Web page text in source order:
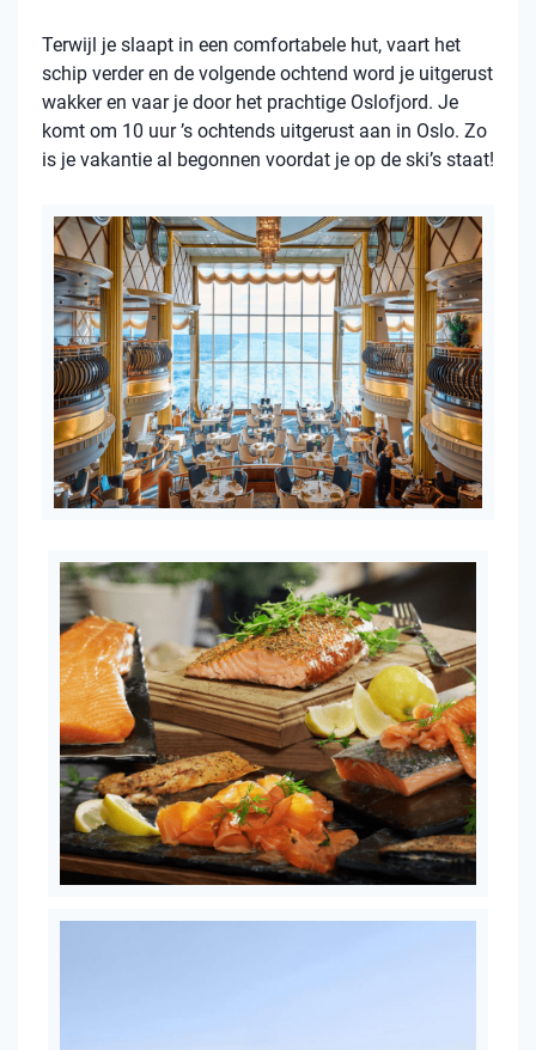
Terwijl je slaapt in een comfortabele hut, vaart het
schip verder en de volgende ochtend word je uitgerust
wakker en vaar je door het prachtige Oslofjord. Je
komt om 10 uur ’s ochtends uitgerust aan in Oslo. Zo
is je vakantie al begonnen voordat je op de ski’s staat!